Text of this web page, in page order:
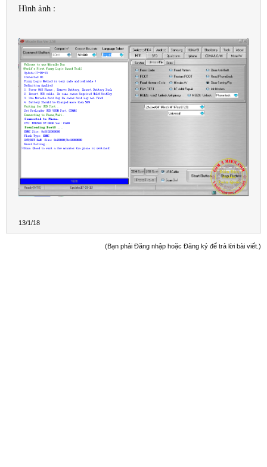
Hình ảnh :
13/1/18
(Bạn phải Đăng nhập hoặc Đăng ký để trả lời bài viết.)